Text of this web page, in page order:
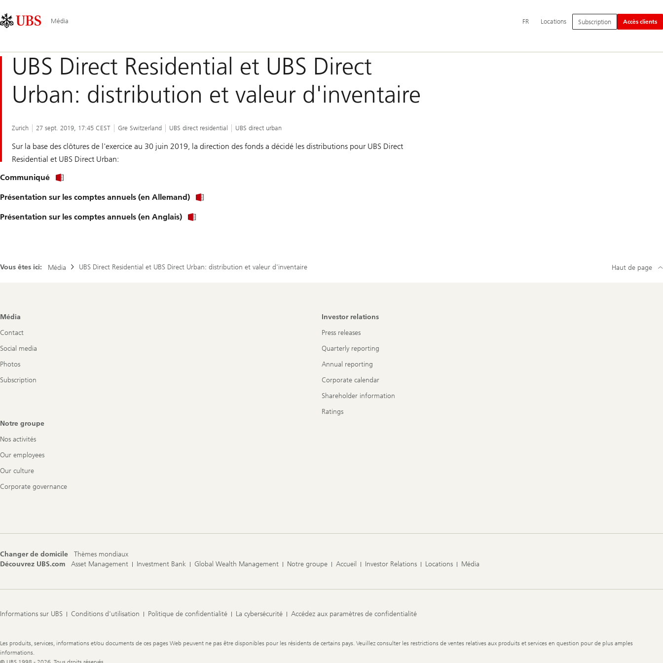
Area
principale
Média
principale
FR Locations Subscription Accès clients
UBS Direct Residential et UBS Direct
Urban: distribution et valeur d'inventaire
Zurich 27 sept. 2019, 17:45 CEST Gre Switzerland UBS direct residential UBS direct urban
Sur la base des clôtures de l'exercice au 30 juin 2019, la direction des fonds a décidé les distributions pour UBS Direct
Residential et UBS Direct Urban:
Communiqué
Présentation sur les comptes annuels (en Allemand)
Présentation sur les comptes annuels (en Anglais)
Vous êtes ici: Média UBS Direct Residential et UBS Direct Urban: distribution et valeur d'inventaire Haut de page
Footer
Média
Contact
Social media
Photos
Subscription
Investor relations
Press releases
Quarterly reporting
Annual reporting
Corporate calendar
Shareholder information
Ratings
Notre groupe
Nos activités
Our employees
Our culture
Corporate governance
Changer de domicile
Thèmes mondiaux
Découvrez UBS.com
Asset Management Investment Bank Global Wealth Management Notre groupe Accueil Investor Relations Locations Média
Informations sur UBS Conditions d'utilisation Politique de confidentialité La cybersécurité Accédez aux paramètres de confidentialité
Legal
Information
Les produits, services, informations et/ou documents de ces pages Web peuvent ne pas être disponibles pour les résidents de certains pays. Veuillez consulter les restrictions de ventes relatives aux produits et services en question pour de plus amples
informations.